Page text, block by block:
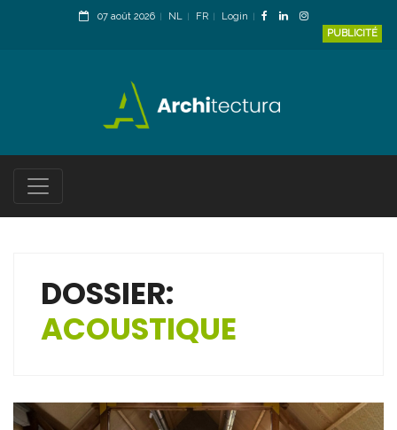
07 août 2026 NL FR
Login
PUBLICITÉ
DOSSIER:
ACOUSTIQUE